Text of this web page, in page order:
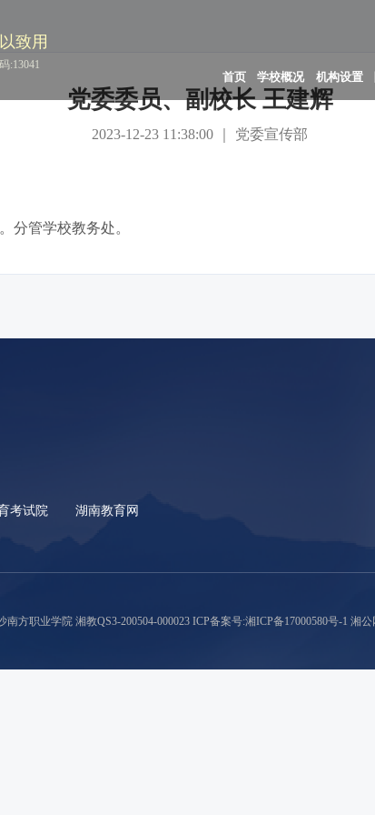
致用
:13041
机构设置
学校概况
首页
党委委员、副校长 王建辉
2023-12-23 11:38:00 ｜ 党委宣传部
分管学校教务处。
考试院 湖南教育网
南方职业学院 湘教QS3-200504-000023 ICP备案号:湘ICP备17000580号-1 湘公